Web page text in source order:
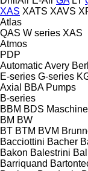
XAS XATS XAVS
Atlas
QAS W series XAS
Atmos
PDP
AutomaticAvery
E-series G-series
Axial
BBA Pumps
B-series
BBM BDS
BM BW
BT BTM BVM
Bacciottini Bacher
Bakon Balestrini
Barriquand